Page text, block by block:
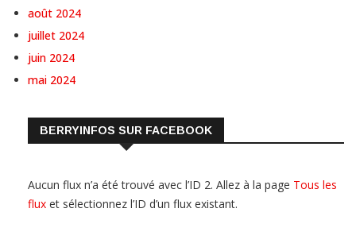
août 2024
juillet 2024
juin 2024
mai 2024
BERRYINFOS SUR FACEBOOK
Aucun flux n’a été trouvé avec l’ID 2. Allez à la page Tous les
flux et sélectionnez l’ID d’un flux existant.